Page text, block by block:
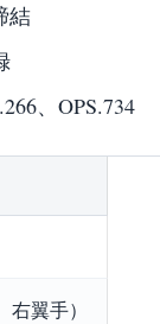
結
、OPS.734
翼手）